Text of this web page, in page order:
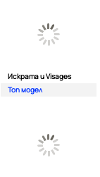
Искрата и Visages
Топ модел